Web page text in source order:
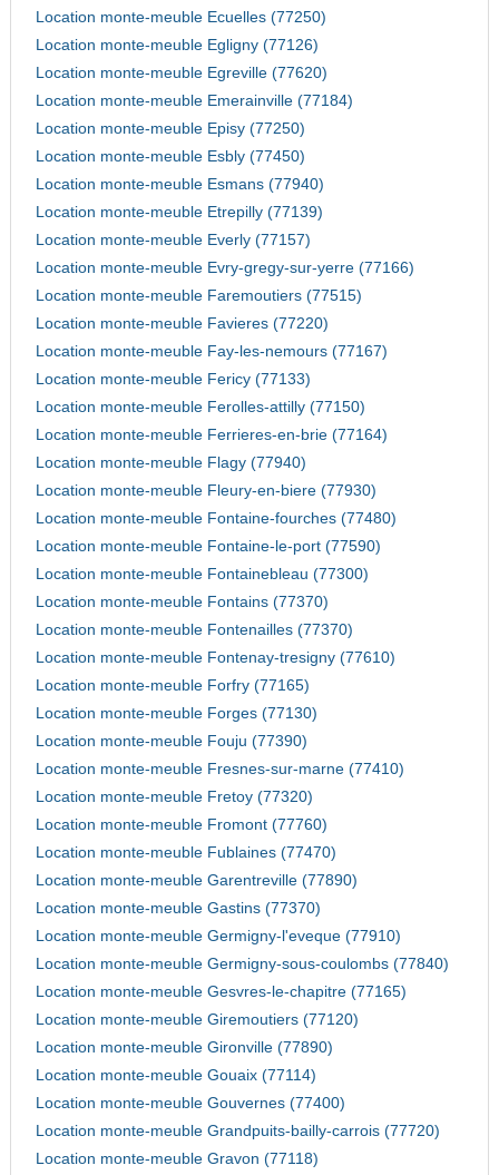
Location monte-meuble Ecuelles (77250)
Location monte-meuble Egligny (77126)
Location monte-meuble Egreville (77620)
Location monte-meuble Emerainville (77184)
Location monte-meuble Episy (77250)
Location monte-meuble Esbly (77450)
Location monte-meuble Esmans (77940)
Location monte-meuble Etrepilly (77139)
Location monte-meuble Everly (77157)
Location monte-meuble Evry-gregy-sur-yerre (77166)
Location monte-meuble Faremoutiers (77515)
Location monte-meuble Favieres (77220)
Location monte-meuble Fay-les-nemours (77167)
Location monte-meuble Fericy (77133)
Location monte-meuble Ferolles-attilly (77150)
Location monte-meuble Ferrieres-en-brie (77164)
Location monte-meuble Flagy (77940)
Location monte-meuble Fleury-en-biere (77930)
Location monte-meuble Fontaine-fourches (77480)
Location monte-meuble Fontaine-le-port (77590)
Location monte-meuble Fontainebleau (77300)
Location monte-meuble Fontains (77370)
Location monte-meuble Fontenailles (77370)
Location monte-meuble Fontenay-tresigny (77610)
Location monte-meuble Forfry (77165)
Location monte-meuble Forges (77130)
Location monte-meuble Fouju (77390)
Location monte-meuble Fresnes-sur-marne (77410)
Location monte-meuble Fretoy (77320)
Location monte-meuble Fromont (77760)
Location monte-meuble Fublaines (77470)
Location monte-meuble Garentreville (77890)
Location monte-meuble Gastins (77370)
Location monte-meuble Germigny-l'eveque (77910)
Location monte-meuble Germigny-sous-coulombs (77840)
Location monte-meuble Gesvres-le-chapitre (77165)
Location monte-meuble Giremoutiers (77120)
Location monte-meuble Gironville (77890)
Location monte-meuble Gouaix (77114)
Location monte-meuble Gouvernes (77400)
Location monte-meuble Grandpuits-bailly-carrois (77720)
Location monte-meuble Gravon (77118)